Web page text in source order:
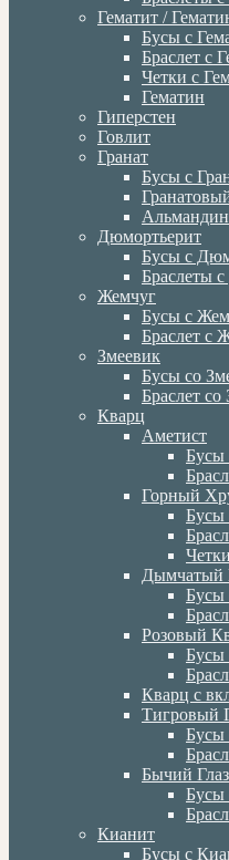
Гематит /
Бусы с
Браслет с
Четки с
Гематин
Гиперстен
Говлит
Гранат
Бусы с
Альмандин
Дюмортьерит
Бусы с
Браслеты
Жемчуг
Бусы с
Браслет с
Змеевик
Бусы со
Браслет
Кварц
Аметист
Бусы
Горный
Бусы
Дымчатый
Бусы
Розовый
Бусы
Кварц с
Тигровый
Бусы
Бычий Глаз
Бусы
Кианит
Бусы с